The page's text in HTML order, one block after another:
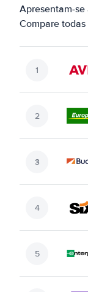
Apresentam-se
Compare